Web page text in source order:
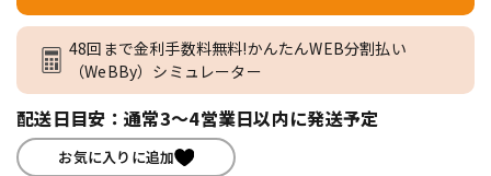
48回まで金利手数料無料!かんたんWEB分割払い
（WeBBy）シミュレーター
配送日目安：通常3～4営業日以内に発送予定
お気に入りに追加